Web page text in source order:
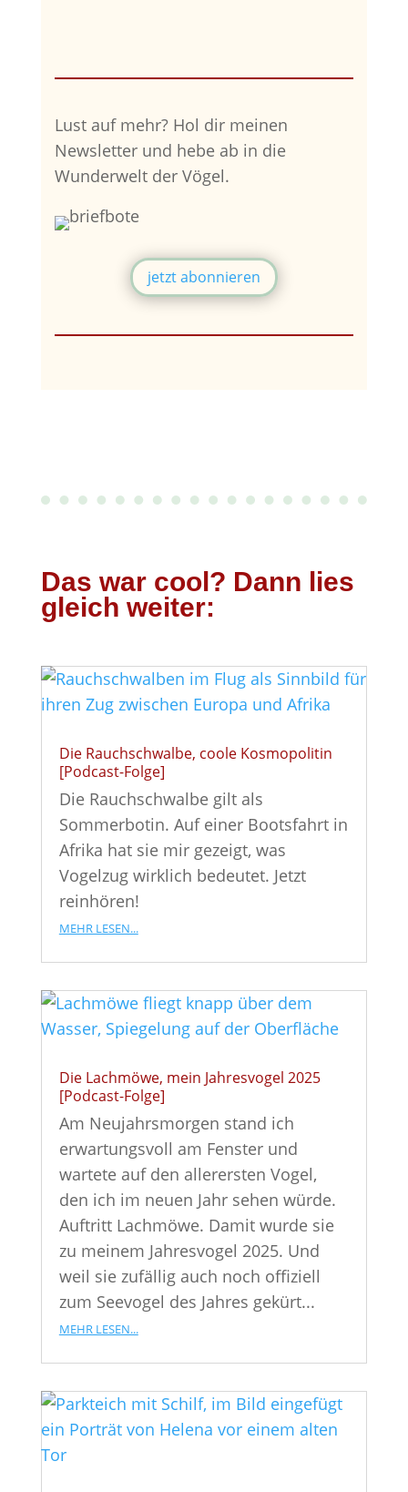
Lust auf mehr? Hol dir meinen
Newsletter und hebe ab in die
Wunderwelt der Vögel.
jetzt abonnieren
Das war cool? Dann lies
gleich weiter:
Die Rauchschwalbe, coole Kosmopolitin
[Podcast-Folge]
Die Rauchschwalbe gilt als
Sommerbotin. Auf einer Bootsfahrt in
Afrika hat sie mir gezeigt, was
Vogelzug wirklich bedeutet. Jetzt
reinhören!
mehr lesen...
Die Lachmöwe, mein Jahresvogel 2025
[Podcast-Folge]
Am Neujahrsmorgen stand ich
erwartungsvoll am Fenster und
wartete auf den allerersten Vogel,
den ich im neuen Jahr sehen würde.
Auftritt Lachmöwe. Damit wurde sie
zu meinem Jahresvogel 2025. Und
weil sie zufällig auch noch offiziell
zum Seevogel des Jahres gekürt...
mehr lesen...